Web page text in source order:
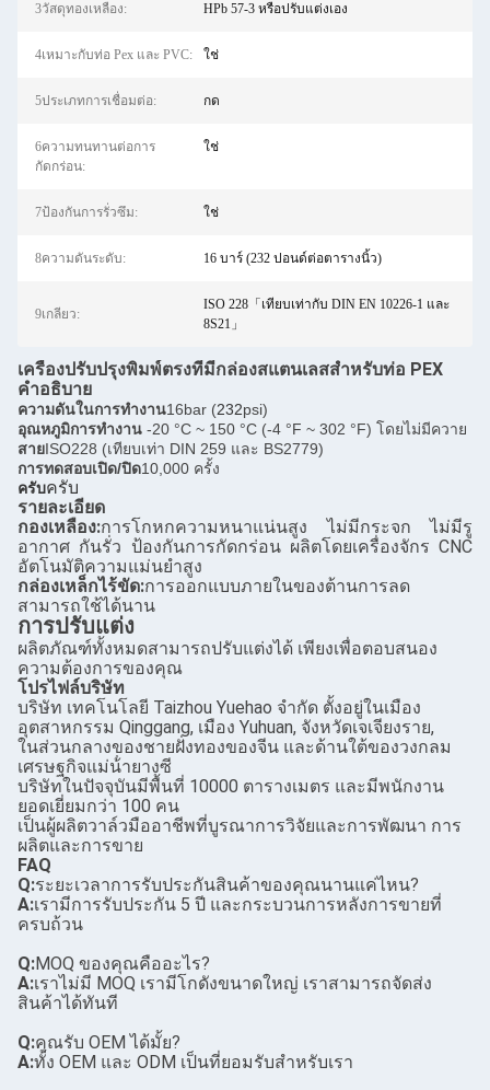
3วัสดุทองเหลือง: HPb 57-3 หรือปรับแต่งเอง
4เหมาะกับท่อ Pex และ PVC: ใช่
5ประเภทการเชื่อมต่อ: กด
6ความทนทานต่อการ
กัดกร่อน:
ใช่
7ป้องกันการรั่วซึม: ใช่
8ความดันระดับ: 16 บาร์ (232 ปอนด์ต่อตารางนิ้ว)
9เกลียว:
ISO 228「เทียบเท่ากับ DIN EN 10226-1 และ
8S21」
เครื่องปรับปรุงพิมพ์ตรงที่มีกล่องสแตนเลสสําหรับท่อ PEX
คําอธิบาย
ความดันในการทํางาน16bar (232psi)
อุณหภูมิการทํางาน -20 °C ~ 150 °C (-4 °F ~ 302 °F) โดยไม่มีควาย
สายISO228 (เทียบเท่า DIN 259 และ BS2779)
การทดสอบเปิด/ปิด10,000 ครั้ง
ครับครับ
รายละเอียด
กองเหลือง:การโกหกความหนาแน่นสูง ไม่มีกระจก ไม่มีรู
อากาศ กันรั่ว ป้องกันการกัดกร่อน ผลิตโดยเครื่องจักร CNC
อัตโนมัติความแม่นยําสูง
กล่องเหล็กไร้ขัด:การออกแบบภายในของต้านการลด
สามารถใช้ได้นาน
การปรับแต่ง
ผลิตภัณฑ์ทั้งหมดสามารถปรับแต่งได้ เพียงเพื่อตอบสนอง
ความต้องการของคุณ
โปรไฟล์บริษัท
บริษัท เทคโนโลยี Taizhou Yuehao จํากัด ตั้งอยู่ในเมือง
อุตสาหกรรม Qinggang, เมือง Yuhuan, จังหวัดเจเจียงราย,
ในส่วนกลางของชายฝั่งทองของจีน และด้านใต้ของวงกลม
เศรษฐกิจแม่น้ํายางซี
บริษัทในปัจจุบันมีพื้นที่ 10000 ตารางเมตร และมีพนักงาน
ยอดเยี่ยมกว่า 100 คน
เป็นผู้ผลิตวาล์วมืออาชีพที่บูรณาการวิจัยและการพัฒนา การ
ผลิตและการขาย
FAQ
Q:ระยะเวลาการรับประกันสินค้าของคุณนานแค่ไหน?
A:เรามีการรับประกัน 5 ปี และกระบวนการหลังการขายที่
ครบถ้วน
Q:MOQ ของคุณคืออะไร?
A:เราไม่มี MOQ เรามีโกดังขนาดใหญ่ เราสามารถจัดส่ง
สินค้าได้ทันที
Q:คุณรับ OEM ได้มั้ย?
A:ทั้ง OEM และ ODM เป็นที่ยอมรับสําหรับเรา